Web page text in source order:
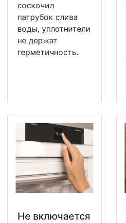
соскочил
патрубок слива
воды, уплотнители
не держат
герметичность.
Не включается